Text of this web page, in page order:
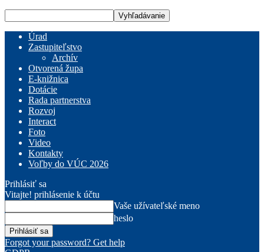
Úrad
Zastupiteľstvo
Archív
Otvorená župa
E-knižnica
Dotácie
Rada partnerstva
Rozvoj
Interact
Foto
Video
Kontakty
Voľby do VÚC 2026
Prihlásiť sa
Vitajte! prihlásenie k účtu
Vaše užívateľské meno
heslo
Forgot your password? Get help